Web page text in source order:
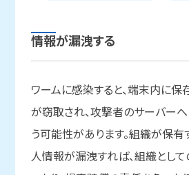
情報が漏洩する
ワームに感染すると、端末内に保
が窃取され、攻撃者のサーバー
う可能性があります。組織が保
人情報が漏洩すれば、組織とし